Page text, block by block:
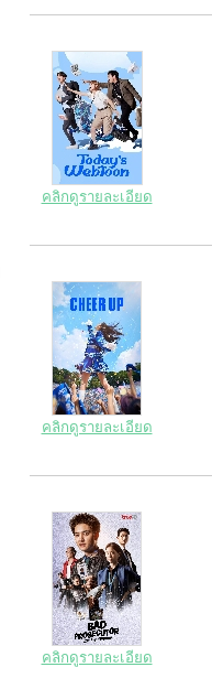
คลิกดูรายละเอียด
คลิกดูรายละเอียด
คลิกดูรายละเอียด